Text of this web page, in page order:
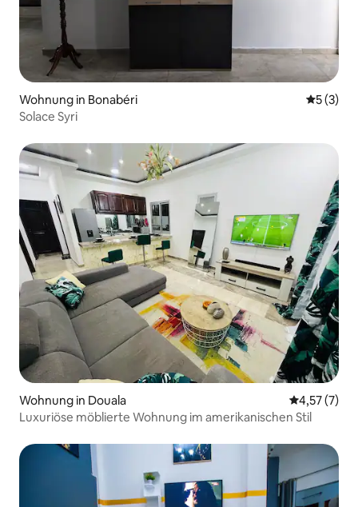
Wohnung in Bonabéri
5 (3)
Solace Syri
Wohnung in Douala
4,57 (7)
Luxuriöse möblierte Wohnung im amerikanischen Stil